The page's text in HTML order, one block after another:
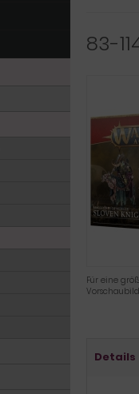
83-
Für eine
Vorschaubild
Details